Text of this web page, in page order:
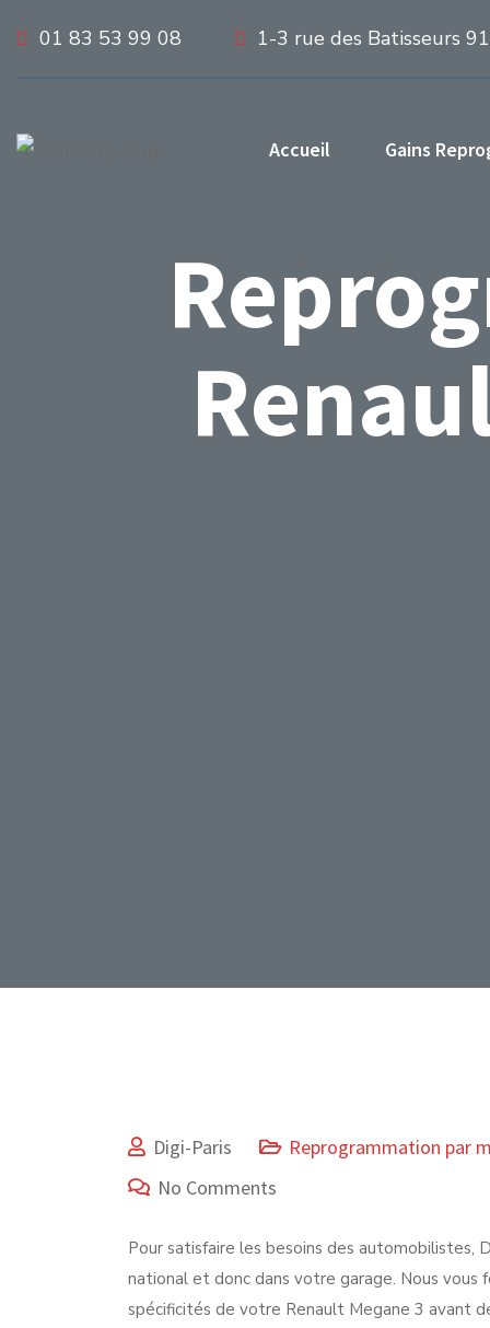
01 83 53 99 08 1-3 rue des Batisseurs
Accueil Gains
Digi-Paris
Reprogrammation par
No Comments
Pour satisfaire les besoins des
national et donc dans votre garage. Nous vous
spécificités de votre Renault Megane 3 avant